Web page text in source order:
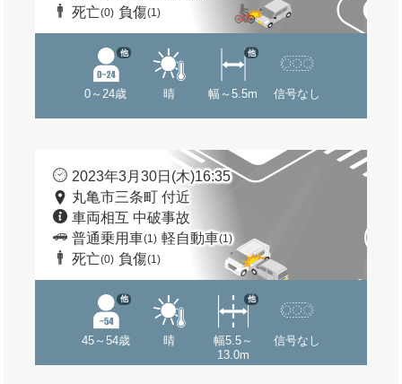
死亡(0) 負傷(1)
0～24歳
他
晴 幅～5.5m
他
信号なし
2023年3月30日(木)16:35
丸亀市三条町 付近
車両相互 中破事故
普通乗用車(1) 軽自動車(1)
死亡(0) 負傷(1)
45～54歳
他
晴
幅5.5～
13.0m
他
信号なし